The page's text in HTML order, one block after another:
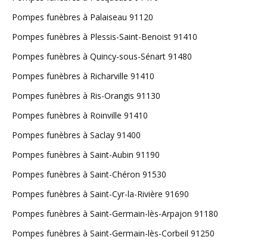
Pompes funèbres à Palaiseau 91120
Pompes funèbres à Plessis-Saint-Benoist 91410
Pompes funèbres à Quincy-sous-Sénart 91480
Pompes funèbres à Richarville 91410
Pompes funèbres à Ris-Orangis 91130
Pompes funèbres à Roinville 91410
Pompes funèbres à Saclay 91400
Pompes funèbres à Saint-Aubin 91190
Pompes funèbres à Saint-Chéron 91530
Pompes funèbres à Saint-Cyr-la-Rivière 91690
Pompes funèbres à Saint-Germain-lès-Arpajon 91180
Pompes funèbres à Saint-Germain-lès-Corbeil 91250